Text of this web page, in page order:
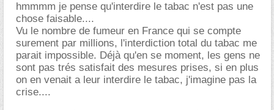
hmmmm je pense qu'interdire le tabac n'est pas une
chose faisable....
Vu le nombre de fumeur en France qui se compte
surement par millions, l'interdiction total du tabac me
parait impossible. Déjà qu'en se moment, les gens ne
sont pas trés satisfait des mesures prises, si en plus
on en venait a leur interdire le tabac, j'imagine pas la
crise....